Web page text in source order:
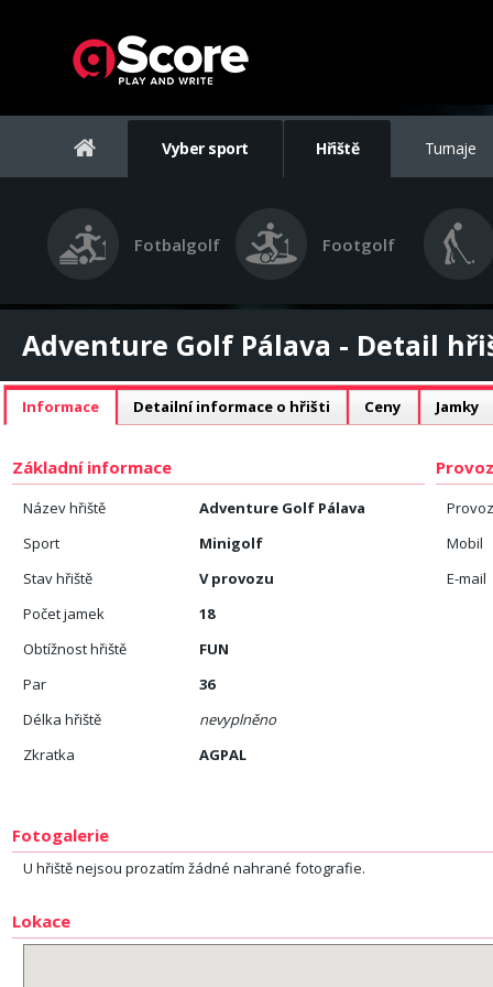
Vyber sport Hřiště Turnaje
Fotbalgolf Footgolf
Adventure Golf Pálava - Detail
Informace Detailní informace o hřišti Ceny Jamky
Základní informace
Název hřiště
Adventure Golf Pálava
Sport
Minigolf
Stav hřiště
V provozu
Počet jamek
18
Obtížnost hřiště
FUN
Par
36
Délka hřiště
nevyplněno
Zkratka
AGPAL
Mobil
E-mail
Fotogalerie
U hřiště nejsou prozatím žádné nahrané fotografie.
Lokace